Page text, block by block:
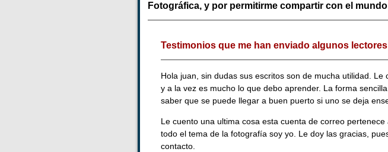
Fotográfica, y por permitirme compartir con el
Testimonios que me han enviado algunos
Hola juan, sin dudas sus escritos son de mucha utilidad.
y a la vez es mucho lo que debo aprender. La forma
saber que se puede llegar a buen puerto si uno se deja
Le cuento una ultima cosa esta cuenta de correo
todo el tema de la fotografía soy yo. Le doy las gracias,
contacto.